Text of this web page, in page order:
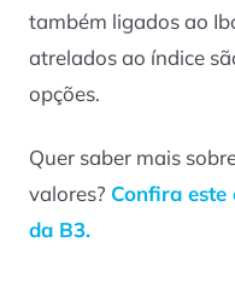
também ligados ao
atrelados ao índice
opções.
Quer saber mais
valores? Confira este
da B3.